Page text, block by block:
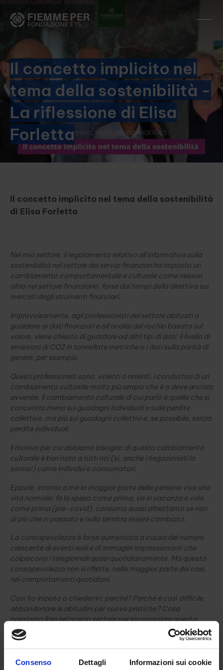
Consenso Dettagli Informazioni sui cookie
Il concetto implicito nel
tema della sostenibilità -
La riflessione di Elisa
Forletta
Il concetto implicito nel tema della sostenibilità
di Elisa Forletta
Nel mio settore, il regolamento relativo all’informativa sulla
sostenibilità nel settore dei servizi finanziari ha imposto un
cambiamento comportamentale e culturale come nessun
altro nel settore finanziario, forse dai tempi della direttiva sui
mercati degli strumenti finanziari.
Improvvisamente, agli professionisti del settore abituati a
guardare ai dati finanziari e all’analisi del rischio basata sul
valore, viene chiesto di guardare ad altri tipi di dati: il livello di
emissioni di CO2 in tonnellate metriche o i dati sulla parità di
genere, per esempio.
Questi professionisti sono, volenti o nolenti, i conduttori di un
cambiamento culturale molto più ampio che è o deve ancora
avvenire. Il cambiamento culturale di cui parlo è quella che si
concentra meno sui guadagni individuali e sulle perdite
collettive, ma più sui guadagni collettivi e, se possibile, senza
perdite individuali.
Il motivo per cui abbiamo bisogno di questo cambiamento
culturale è ben noto a tutti noi (sì, anche i negazionisti lo
sanno!) come individui e consumatori.
Eppure, intorno a me la maggior parte delle persone vive una
vita normale: fa la spesa come prima, va in vacanza e vola
come prima (pre-covid), consuma quasi altrettanto se non
di più che in passato e nulla sembra essere cambiato.
La consapevolezza è forse aumentata a causa del numero
crescente di eventi reali e di immagini impressionanti che
colpiscono i telegiornali quasi quotidianamente. Ma questa
consapevolezza non si riflette, nella maggior parte dei casi,
nei comportamenti quotidiani.
Così ho iniziato a chiedermi: perché? Perché è così difficile
abbandonare le abitudini per nuove pratiche? Cosa
possiamo fare nel nostro settore per incoraggiare questo
cambiamento comportamentale senza sembrare
paternalistici? E c’è davvero un’alternativa all’attuale
sistema finanziario?